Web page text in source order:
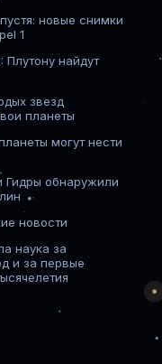
новые снимки
1
найдут
звезд
планеты
могут нести
Гидры обнаружили
новости
наука за
и за первые